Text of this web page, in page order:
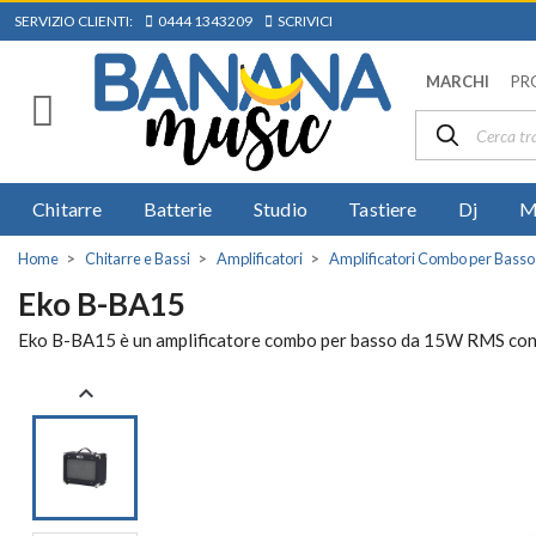
SERVIZIO CLIENTI: 0444 1343209 SCRIVICI
MARCHI
Chitarre Batterie Studio Tastiere Dj
Home Chitarre e Bassi Amplificatori Amplificatori Combo per
Eko B-BA15
Eko B-BA15 è un amplificatore combo per basso da 15W RMS
